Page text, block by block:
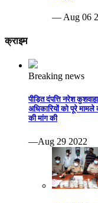
— Aug 06
क्राइम
Breaking news
पीड़ित दंपत्ति नरेश
अधिकारियों को पूरे मामले
की मांग की
—Aug 29 2022